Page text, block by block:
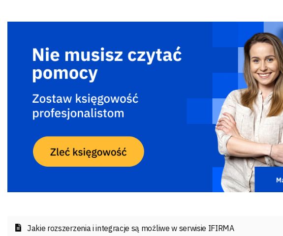
Jakie rozszerzenia i integracje są możliwe w serwisie IFIRMA